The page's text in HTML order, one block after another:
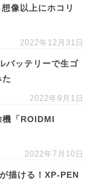
像以上にホコリ
2022年12月31日
バッテリーで生ゴ
2022年9月1日
「ROIDMI
2022年7月10日
描ける！XP-PEN